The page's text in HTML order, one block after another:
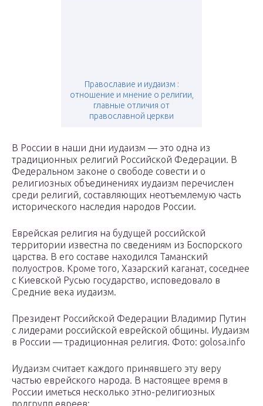
Православие и иудаизм :
отношение и мнение о религии,
главные отличия от
православной церкви
В России в наши дни иудаизм — это одна из
традиционных религий Российской Федерации. В
Федеральном законе о свободе совести и о
религиозных объединениях иудаизм перечислен
среди религий, составляющих неотъемлемую часть
исторического наследия народов России.
Еврейская религия на будущей российской
территории известна по сведениям из Боспорского
царства. В его составе находился Таманский
полуостров. Кроме того, Хазарский каганат, соседнее
с Киевской Русью государство, исповедовало в
Средние века иудаизм.
Президент Российской Федерации Владимир Путин
с лидерами российской еврейской общины. Иудаизм
в России — традиционная религия. Фото: golosa.info
Иудаизм считает каждого принявшего эту веру
частью еврейского народа. В настоящее время в
России иметься несколько этно-религиозных
подгрупп евреев: